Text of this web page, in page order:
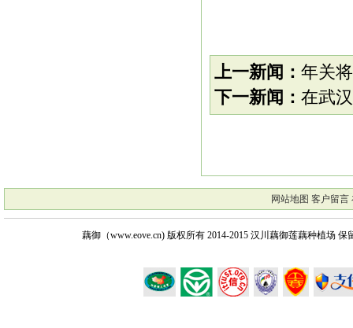
上一新闻： 年关
下一新闻： 在武
网站地图 客户留言
藕御（www.eove.cn) 版权所有2014-2015 汉川藕御莲藕种植场 保